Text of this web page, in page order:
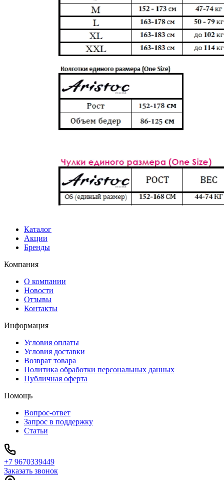
Каталог
Акции
Бренды
Компания
О компании
Новости
Отзывы
Контакты
Информация
Условия оплаты
Условия доставки
Возврат товара
Политика обработки персональных данных
Публичная оферта
Помощь
Вопрос-ответ
Запрос в поддержку
Статьи
+7 9670339449
Заказать звонок